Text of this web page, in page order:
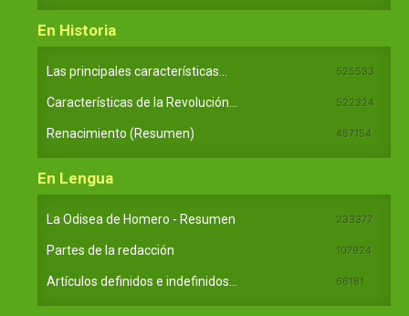
En Historia
Las principales características... 525533
Características de la Revolución... 522324
Renacimiento (Resumen) 457154
En Lengua
La Odisea de Homero - Resumen 233377
Partes de la redacción 107924
Artículos definidos e indefinidos... 66181